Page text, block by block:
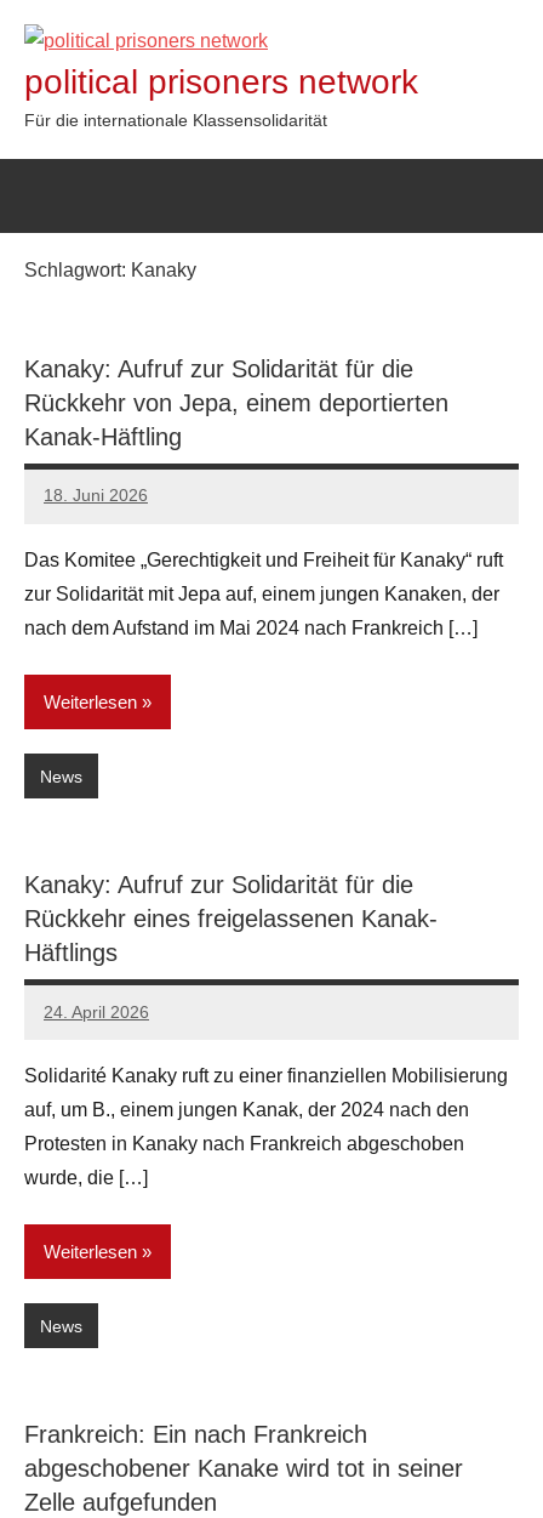
Inhalt
springen
political prisoners network
Für die internationale Klassensolidarität
Schlagwort: Kanaky
Kanaky: Aufruf zur Solidarität für die
Rückkehr von Jepa, einem deportierten
Kanak-Häftling
18. Juni 2026
network
Das Komitee „Gerechtigkeit und Freiheit für Kanaky“ ruft
zur Solidarität mit Jepa auf, einem jungen Kanaken, der
nach dem Aufstand im Mai 2024 nach Frankreich […]
Weiterlesen
News
Kanaky: Aufruf zur Solidarität für die
Rückkehr eines freigelassenen Kanak-
Häftlings
24. April 2026
network
Solidarité Kanaky ruft zu einer finanziellen Mobilisierung
auf, um B., einem jungen Kanak, der 2024 nach den
Protesten in Kanaky nach Frankreich abgeschoben
wurde, die […]
Weiterlesen
News
Frankreich: Ein nach Frankreich
abgeschobener Kanake wird tot in seiner
Zelle aufgefunden